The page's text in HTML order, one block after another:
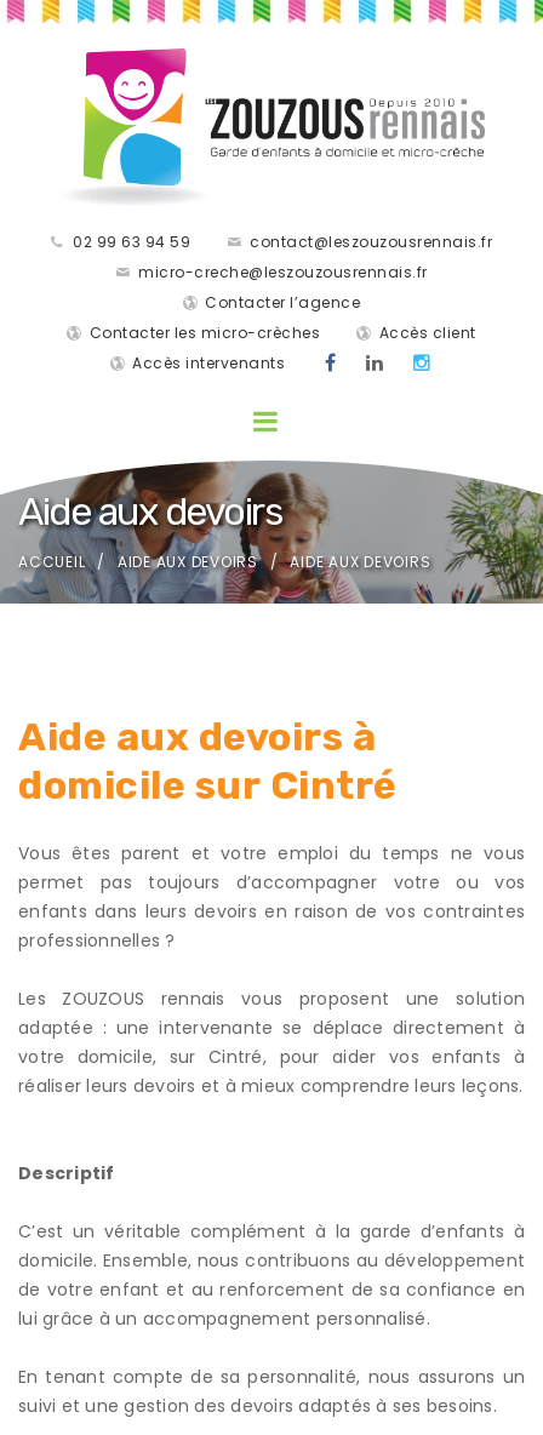
02 99 63 94 59
contact@leszouzousrennais.fr
micro-creche@leszouzousrennais.fr
Contacter l’agence
Contacter les micro-crèches
Accès client
Accès intervenants
Aide aux devoirs
ACCUEIL AIDE AUX DEVOIRS AIDE AUX DEVOIRS
Aide aux devoirs à
domicile sur Cintré
Vous êtes parent et votre emploi du temps ne vous
permet pas toujours d’accompagner votre ou vos
enfants dans leurs devoirs en raison de vos contraintes
professionnelles ?
Les ZOUZOUS rennais vous proposent une solution
adaptée : une intervenante se déplace directement à
votre domicile, sur Cintré, pour aider vos enfants à
réaliser leurs devoirs et à mieux comprendre leurs leçons.
Descriptif
C’est un véritable complément à la garde d’enfants à
domicile. Ensemble, nous contribuons au développement
de votre enfant et au renforcement de sa confiance en
lui grâce à un accompagnement personnalisé.
En tenant compte de sa personnalité, nous assurons un
suivi et une gestion des devoirs adaptés à ses besoins.